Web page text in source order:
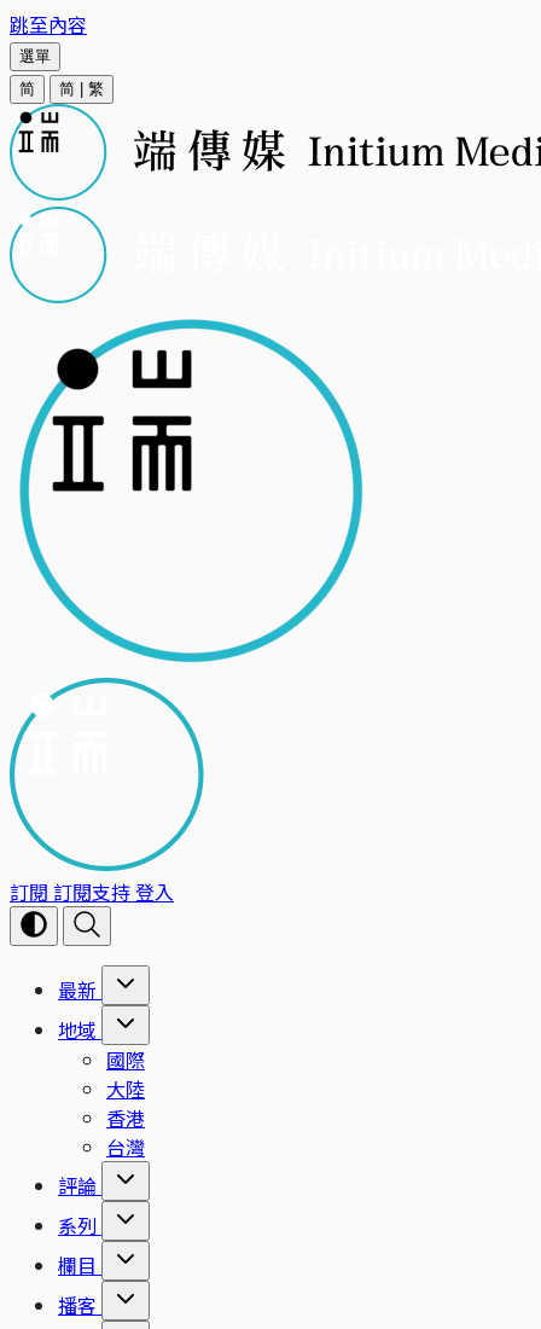
跳至內容
選單
简
简 繁
訂閱 訂閱支持登入
最新
地域
國際
大陸
香港
台灣
評論
系列
欄目
播客